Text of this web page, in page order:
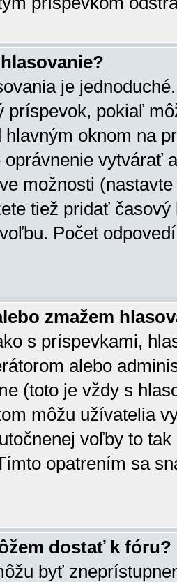
je
príspevok, pokiaľ
hlavným oknom na
oprávnenie vytvárať
možnosti
tiež pridať
Počet
zmažem
s príspevkami,
alebo
(toto je vždy s
môžu užívatelia
voľby to
opatrením sa
dostať k fóru?
byť